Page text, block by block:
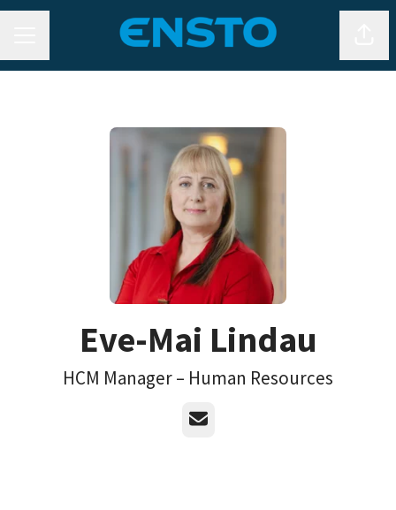
Eve-Mai Lindau
HCM Manager – Human Resources
E-post